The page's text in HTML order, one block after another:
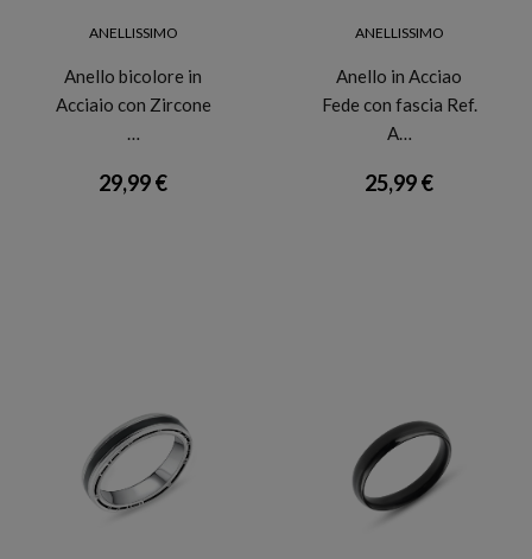
ANELLISSIMO
Anello bicolore in
Acciaio con Zircone
…
29,99 €
ANELLISSIMO
Anello in Acciao
Fede con fascia Ref.
A…
25,99 €